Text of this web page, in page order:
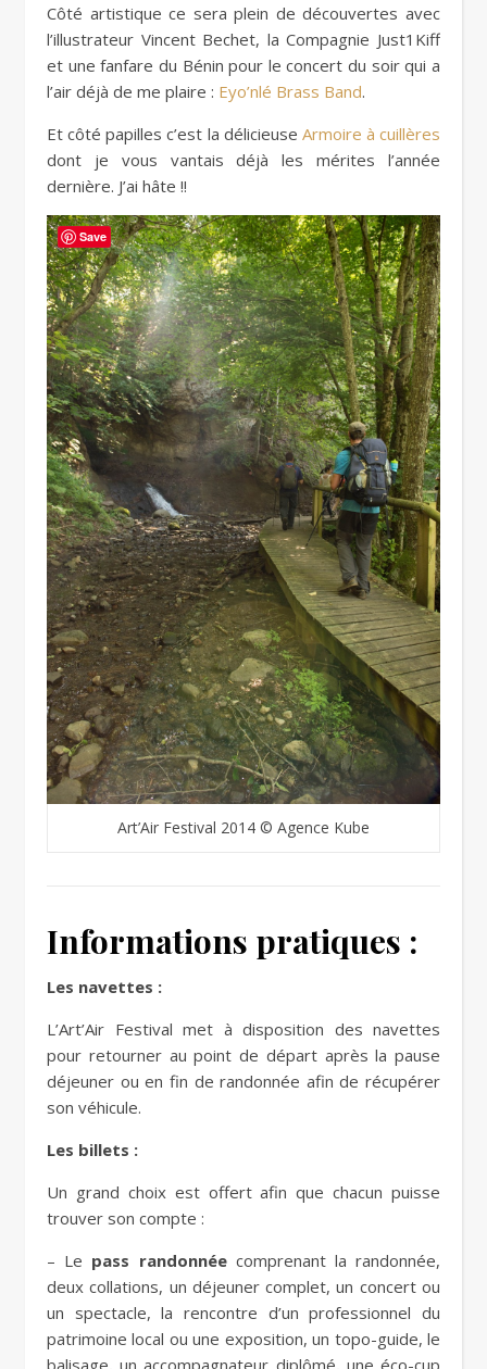
Côté artistique ce sera plein de découvertes avec
l’illustrateur Vincent Bechet, la Compagnie Just1Kiff
et une fanfare du Bénin pour le concert du soir qui a
l’air déjà de me plaire : Eyo’nlé Brass Band.
Et côté papilles c’est la délicieuse Armoire à cuillères
dont je vous vantais déjà les mérites l’année
dernière. J’ai hâte !!
Art’Air Festival 2014 © Agence Kube
Informations pratiques :
Les navettes :
L’Art’Air Festival met à disposition des navettes
pour retourner au point de départ après la pause
déjeuner ou en fin de randonnée afin de récupérer
son véhicule.
Les billets :
Un grand choix est offert afin que chacun puisse
trouver son compte :
– Le pass randonnéecomprenant la randonnée,
deux collations, un déjeuner complet, un concert ou
un spectacle, la rencontre d’un professionnel du
patrimoine local ou une exposition, un topo-guide, le
Save